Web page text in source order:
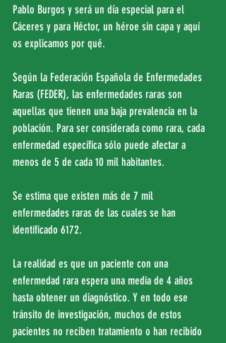
Pablo Burgos y será un día especial para el
Cáceres y para Héctor, un héroe sin capa y aquí
os explicamos por qué.
Según la Federación Española de Enfermedades
Raras (FEDER), las enfermedades raras son
aquellas que tienen una baja prevalencia en la
población. Para ser considerada como rara, cada
enfermedad específica sólo puede afectar a
menos de 5 de cada 10 mil habitantes.
Se estima que existen más de 7 mil
enfermedades raras de las cuales se han
identificado 6172.
La realidad es que un paciente con una
enfermedad rara espera una media de 4 años
hasta obtener un diagnóstico. Y en todo ese
tránsito de investigación, muchos de estos
pacientes no reciben tratamiento o han recibido